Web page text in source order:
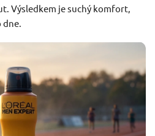
Výsledkem je suchý komfort,